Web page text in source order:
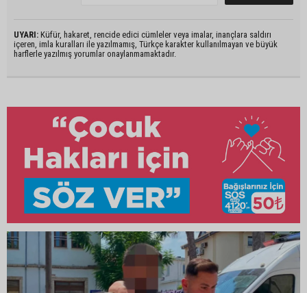
UYARI: Küfür, hakaret, rencide edici cümleler veya imalar, inançlara saldırı
içeren, imla kuralları ile yazılmamış, Türkçe karakter kullanılmayan ve büyük
harflerle yazılmış yorumlar onaylanmamaktadır.